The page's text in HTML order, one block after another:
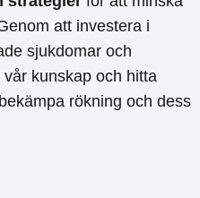
att investera i
sjukdomar och
kunskap och hitta
rökning och dess